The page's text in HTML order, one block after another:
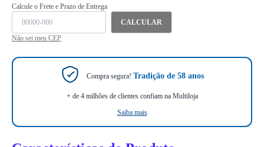
Calcule o Frete e Prazo de Entrega
CALCULAR
Não sei meu CEP
Compra segura! Tradição de 58 anos
+ de 4 milhões de clientes confiam na Multiloja
Saiba mais